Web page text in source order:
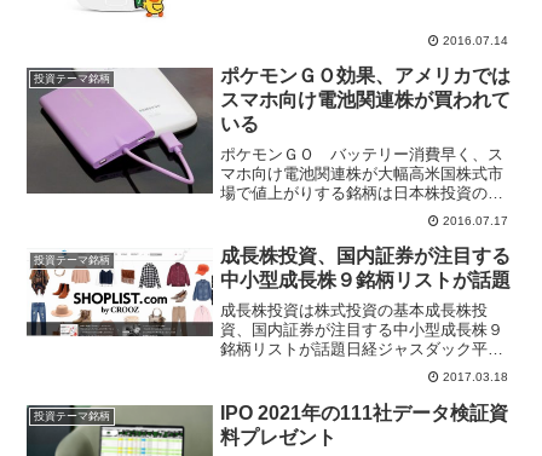
2016.07.14
投資テーマ銘柄
ポケモンＧＯ効果、アメリカでは
スマホ向け電池関連株が買われて
いる
ポケモンＧＯ バッテリー消費早く、ス
マホ向け電池関連株が大幅高米国株式市
場で値上がりする銘柄は日本株投資の見
本となる、空前の大ヒットとなった
「Pokemon GO」はＧＰＳ機能、カメラ
機能、ＡＲでスマートフォンのバッテリ
ー消費が早い。そこで...
2016.07.17
投資テーマ銘柄
成長株投資、国内証券が注目する
中小型成長株９銘柄リストが話題
成長株投資は株式投資の基本成長株投
資、国内証券が注目する中小型成長株９
銘柄リストが話題日経ジャスダック平均
が２月１０日～３月１０日まで２１日連
続で上昇した、中小型株物色が活況で日
経ジャスダック平均２１日続伸するのは
１３年ぶり、３０００円の節...
2017.03.18
投資テーマ銘柄
IPO 2021年の111社データ検証資
料プレゼント